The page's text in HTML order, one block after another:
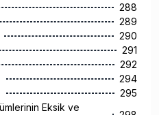
288
289
290
291
292
294
295
Eksik ve